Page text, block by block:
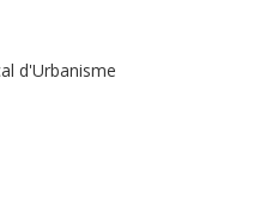
d'Urbanisme